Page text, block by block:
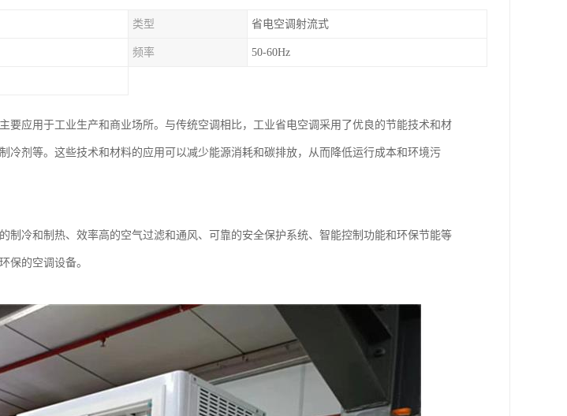
类型 省电空调射流式
频率 50-60Hz
要应用于工业生产和商业场所。与传统空调相比，工业省电空调采用了优良的节能技术和材
冷剂等。这些技术和材料的应用可以减少能源消耗和碳排放，从而降低运行成本和环境污
制冷和制热、效率高的空气过滤和通风、可靠的安全保护系统、智能控制功能和环保节能等
保的空调设备。